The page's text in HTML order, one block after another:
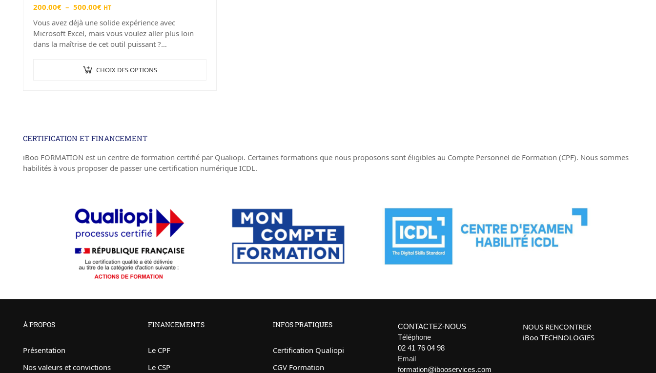
200.00€ – 500.00€ HT
Vous avez déjà une solide expérience avec
Microsoft Excel, mais vous voulez aller plus loin
dans la maîtrise de cet outil puissant ?
CHOIX DES OPTIONS
CERTIFICATION ET FINANCEMENT
iBoo FORMATION est un centre de formation certifié par Qualiopi. Certaines formations que nous proposons sont éligibles au Compte Personnel de Formation (CPF). Nous sommes
habilités à vous proposer de passer une certification numérique ICDL.
À PROPOS
Présentation
Nos valeurs et convictions
FINANCEMENTS
Le CPF
Le CSP
INFOS PRATIQUES
Certification Qualiopi
CGV Formation
CONTACTEZ-NOUS
Téléphone
02 41 76 04 98
Email
formation@ibooservices.com
NOUS RENCONTRER
iBoo TECHNOLOGIES